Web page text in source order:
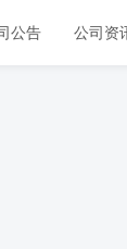
公告 公司资